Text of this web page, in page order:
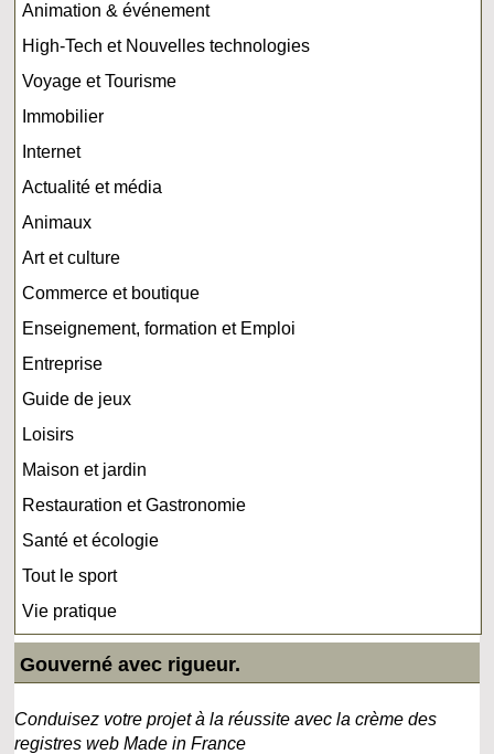
Animation & événement
High-Tech et Nouvelles technologies
Voyage et Tourisme
Immobilier
Internet
Actualité et média
Animaux
Art et culture
Commerce et boutique
Enseignement, formation et Emploi
Entreprise
Guide de jeux
Loisirs
Maison et jardin
Restauration et Gastronomie
Santé et écologie
Tout le sport
Vie pratique
Gouverné avec rigueur.
Conduisez votre projet à la réussite avec la crème des
registres web Made in France